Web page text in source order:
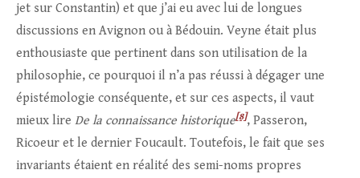
jet sur Constantin) et que j’ai eu avec lui de longues
discussions en Avignon ou à Bédouin. Veyne était plus
enthousiaste que pertinent dans son utilisation de la
philosophie, ce pourquoi il n’a pas réussi à dégager une
épistémologie conséquente, et sur ces aspects, il vaut
mieux lire De la connaissance historique[8], Passeron,
Ricoeur et le dernier Foucault. Toutefois, le fait que ses
invariants étaient en réalité des semi-noms propres